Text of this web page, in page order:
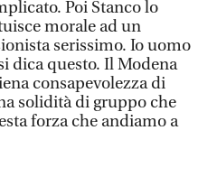
Poi Stanco lo
morale ad un
serissimo. Io uomo
dica questo. Il Modena
consapevolezza di
solidità di gruppo che
forza che andiamo a